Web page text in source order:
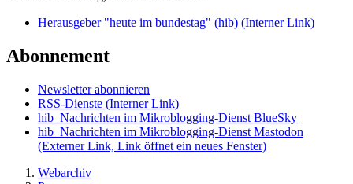
Herausgeber "heute im bundestag" (hib) (Interner Link)
Abonnement
Newsletter abonnieren
RSS-Dienste (Interner Link)
hib_Nachrichten im Mikroblogging-Dienst BlueSky
hib_Nachrichten im Mikroblogging-Dienst Mastodon
(Externer Link, Link öffnet ein neues Fenster)
Webarchiv